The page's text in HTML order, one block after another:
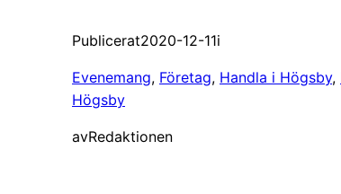
Publicerat2020-12-11i
Evenemang, Företag, Handla i Högsby,
Högsby
avRedaktionen